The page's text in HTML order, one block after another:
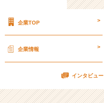
式
ア
イ
企業TOP >
企業情報 >
インタビュー